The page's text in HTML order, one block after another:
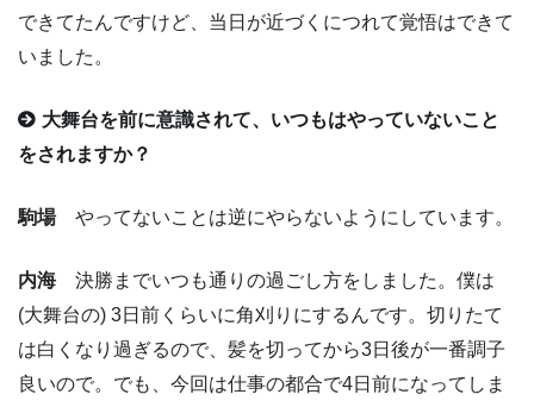
できてたんですけど、当日が近づくにつれて覚悟はできて
いました。
大舞台を前に意識されて、いつもはやっていないこと
をされますか？
駒場やってないことは逆にやらないようにしています。
内海 決勝までいつも通りの過ごし方をしました。僕は
(大舞台の) 3日前くらいに角刈りにするんです。切りたて
は白くなり過ぎるので、髪を切ってから3日後が一番調子
良いので。でも、今回は仕事の都合で4日前になってしま